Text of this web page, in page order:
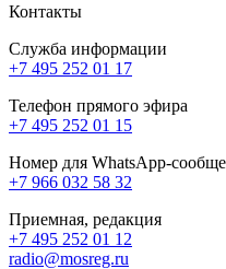
Контакты
Служба информации
+7 495 252 01 17
Телефон прямого эфира
+7 495 252 01 15
Номер для WhatsApp-
+7 966 032 58 32
Приемная, редакция
+7 495 252 01 12
radio@mosreg.ru